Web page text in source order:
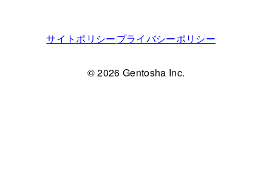
サイトポリシープライバシーポリシー
© 2026 Gentosha Inc.